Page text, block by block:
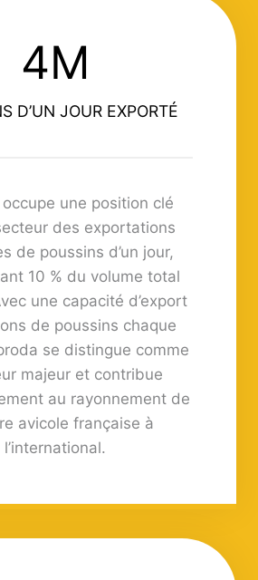
4M
D’UN JOUR EXPORTÉ
une position clé
des exportations
de poussins d’un jour,
10 % du volume total
une capacité d’export
de poussins chaque
se distingue comme
majeur et contribue
au rayonnement de
avicole française à
l’international.